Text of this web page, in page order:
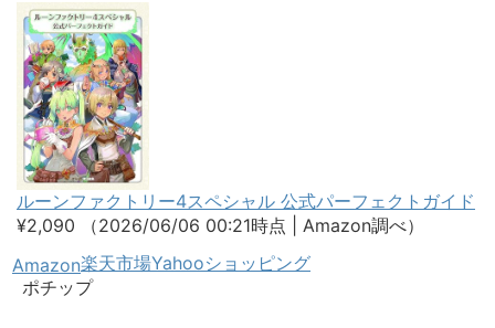
ルーンファクトリー4スペシャル 公式パーフェクトガイド
¥2,090
（2026/06/06 00:21時点 | Amazon調べ）
Amazon楽天市場Yahooショッピング
ポチップ